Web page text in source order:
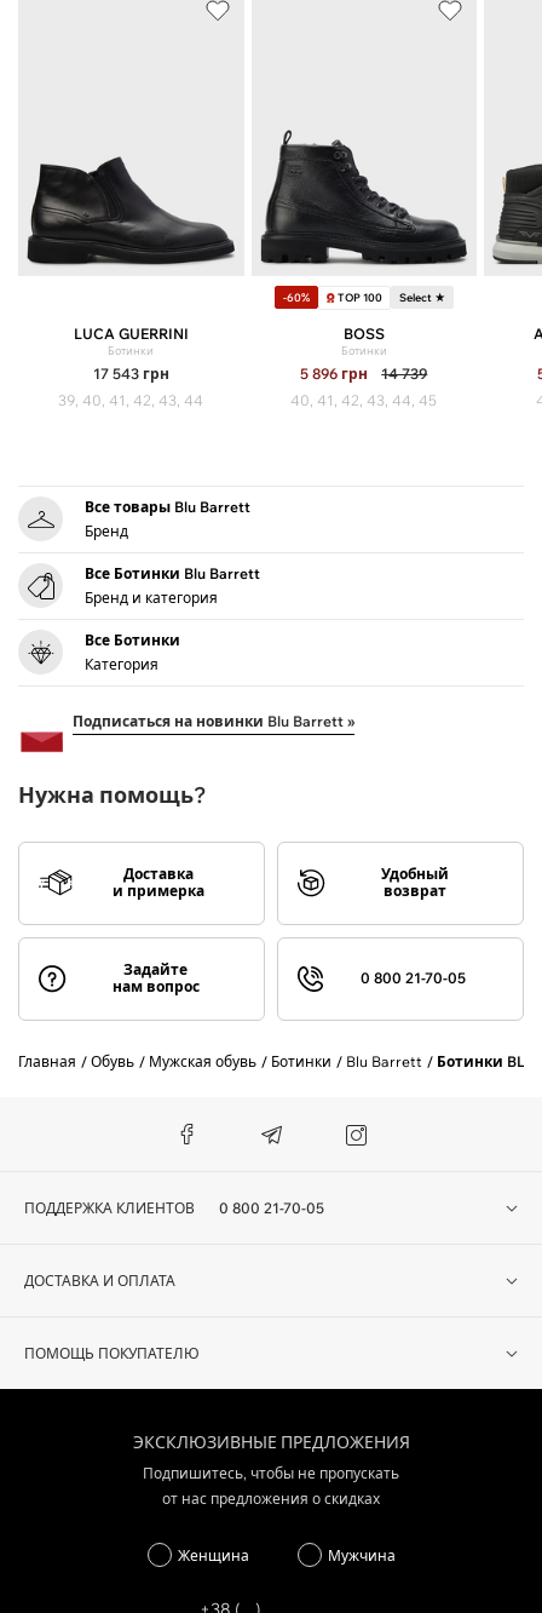
LUCA GUERRINI
Ботинки
17 543 грн
39, 40, 41, 42, 43, 44
-60% TOP 100 Select ★
BOSS
Ботинки
5 896 грн
14 739
40, 41, 42, 43, 44, 45
Все товары Blu Barrett
Бренд
Все Ботинки Blu Barrett
Бренд и категория
Все Ботинки
Категория
Подписаться на новинки Blu Barrett »
Нужна помощь?
Доставка
и примерка
Удобный
возврат
Задайте
нам вопрос
0 800 21-70-05
Главная Обувь Мужская обувь Ботинки Blu Barrett Ботинки BLU
ПОДДЕРЖКА КЛИЕНТОВ 0 800 21-70-05
ДОСТАВКА И ОПЛАТА
ПОМОЩЬ ПОКУПАТЕЛЮ
ЭКСКЛЮЗИВНЫЕ ПРЕДЛОЖЕНИЯ
Подпишитесь, чтобы не пропускать
от нас предложения о скидках
Женщина Мужчина